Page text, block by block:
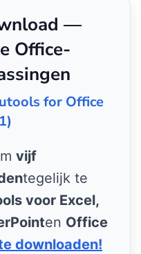
—
Office-
for Office
vijf
tegelijk te
voor Excel,
en Office
downloaden!